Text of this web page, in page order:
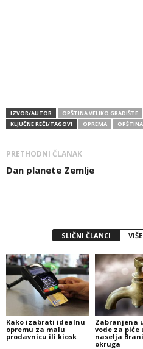
IZVOR/AUTOR
OPŠTINA VELIKO GRADIŠTE
KLJUČNE REČI/TAGOVI
OPREMA
PRETHODNI ČLANAK
Dan planete Zemlje
SLIČNI ČLANCI
Kako izabrati idealnu
opremu za malu
prodavnicu ili kiosk
Zabranjena
vode za piće
naselja
okruga